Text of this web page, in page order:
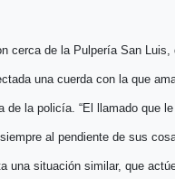
cerca de la Pulpería San Luis,
una cuerda con la que
de la policía. “El llamado que
al pendiente de sus
una situación similar, que